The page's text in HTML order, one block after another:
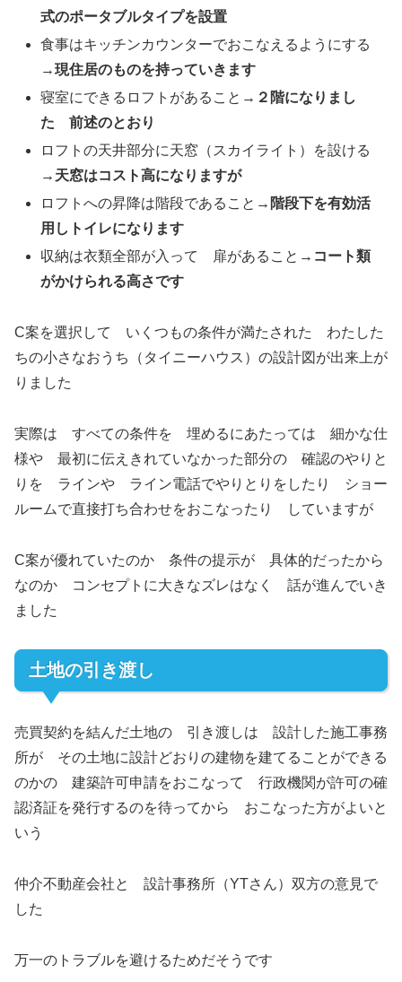
式のポータブルタイプを設置
食事はキッチンカウンターでおこなえるようにする
→現住居のものを持っていきます
寝室にできるロフトがあること →２階になりまし
た 前述のとおり
ロフトの天井部分に天窓（スカイライト）を設ける
→天窓はコスト高になりますが
ロフトへの昇降は階段であること →階段下を有効活
用しトイレになります
収納は衣類全部が入って 扉があること →コート類
がかけられる高さです
C案を選択して いくつもの条件が満たされた わたした
ちの小さなおうち（タイニーハウス）の設計図が出来上が
りました
実際は すべての条件を 埋めるにあたっては 細かな仕
様や 最初に伝えきれていなかった部分の 確認のやりと
りを ラインや ライン電話でやりとりをしたり ショー
ルームで直接打ち合わせをおこなったり していますが
C案が優れていたのか 条件の提示が 具体的だったから
なのか コンセプトに大きなズレはなく 話が進んでいき
ました
土地の引き渡し
売買契約を結んだ土地の 引き渡しは 設計した施工事務
所が その土地に設計どおりの建物を建てることができる
のかの 建築許可申請をおこなって 行政機関が許可の確
認済証を発行するのを待ってから おこなった方がよいと
いう
仲介不動産会社と 設計事務所（YTさん）双方の意見で
した
万一のトラブルを避けるためだそうです